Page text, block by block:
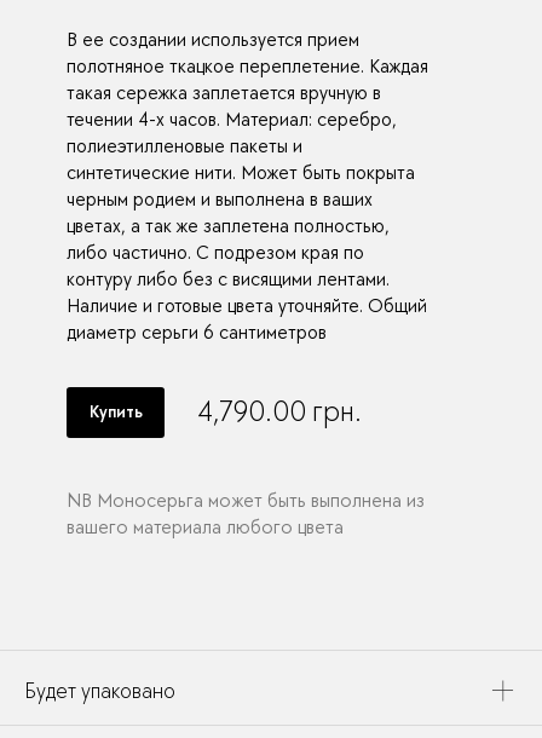
В ее создании используется прием
полотняное ткацкое переплетение. Каждая
такая сережка заплетается вручную в
течении 4-х часов. Материал: серебро,
полиеэтилленовые пакеты и
синтетические нити. Может быть покрыта
черным родием и выполнена в ваших
цветах, а так же заплетена полностью,
либо частично. С подрезом края по
контуру либо без с висящими лентами.
Наличие и готовые цвета уточняйте. Общий
диаметр серьги 6 сантиметров
Купить 4,790.00 грн.
NB Моносерьга может быть выполнена из
вашего материала любого цвета
Будет упаковано